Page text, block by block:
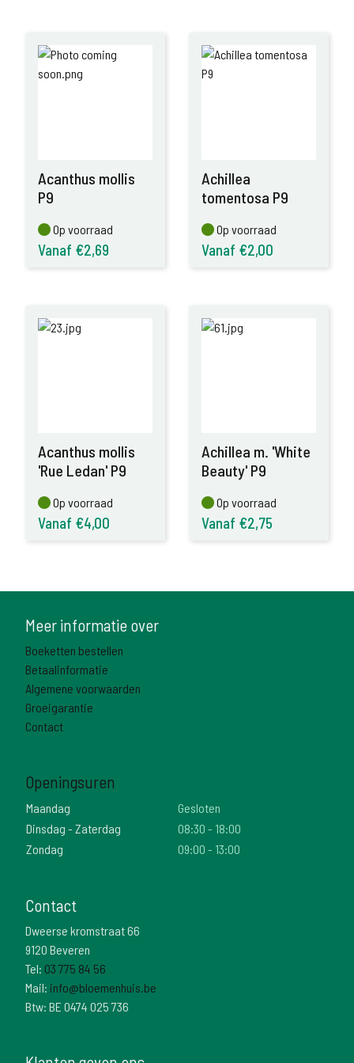
Acanthus mollis
P9
Op voorraad
Op voorraad
Vanaf €2,69
Achillea
tomentosa P9
Op voorraad
Op voorraad
Vanaf €2,00
Acanthus mollis
'Rue Ledan' P9
Op voorraad
Op voorraad
Vanaf €4,00
Achillea m. 'White
Beauty' P9
Op voorraad
Op voorraad
Vanaf €2,75
Meer informatie over
Boeketten bestellen
Betaalinformatie
Algemene voorwaarden
Groeigarantie
Contact
Openingsuren
Maandag
Gesloten
Dinsdag - Zaterdag
08:30 - 18:00
Zondag
09:00 - 13:00
Contact
Dweerse kromstraat 66
9120 Beveren
Tel: 03 775 84 56
Mail: info@bloemenhuis.be
Btw: BE 0474 025 736